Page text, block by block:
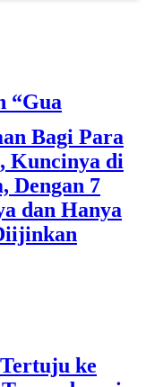
Bagi Para
Kuncinya di
Dengan 7
dan Hanya
ke